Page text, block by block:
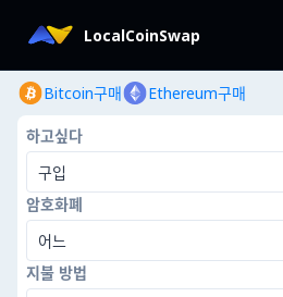
LocalCoinSwap
Bitcoin구매 Ethereum구매
하고싶다
구입
암호화폐
어느
지불 방법